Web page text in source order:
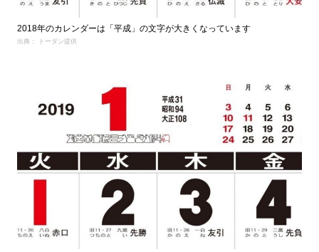
2018年のカレンダーは「平成」の文字が大きくなっています
出典： トーダン提供